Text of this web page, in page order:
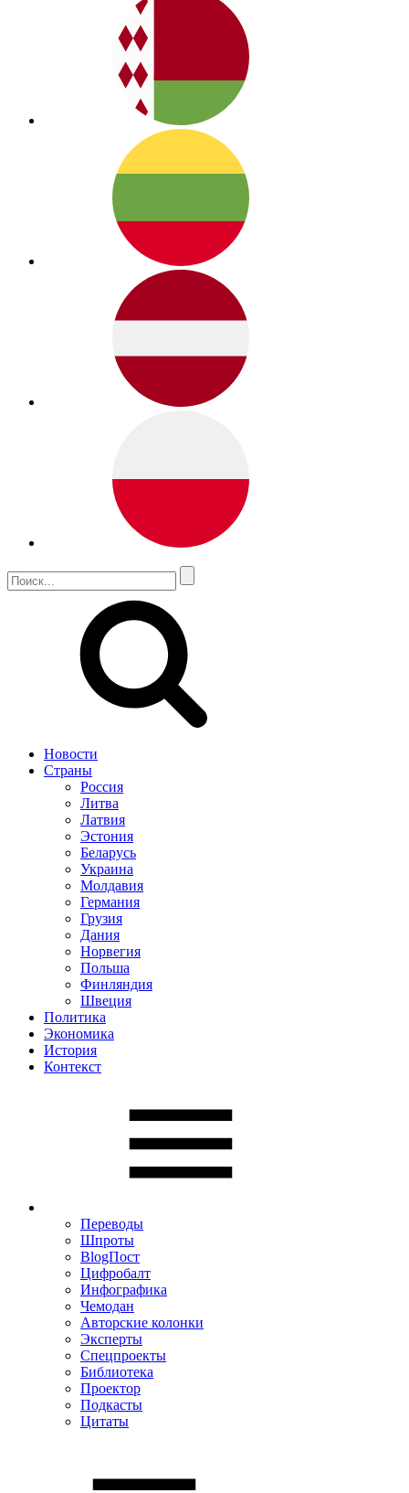
Новости
Страны
Россия
Литва
Латвия
Эстония
Беларусь
Украина
Молдавия
Германия
Грузия
Дания
Норвегия
Польша
Финляндия
Швеция
Политика
Экономика
История
Контекст
Переводы
Шпроты
BlogПост
Цифробалт
Инфографика
Чемодан
Авторские колонки
Эксперты
Спецпроекты
Библиотека
Проектор
Подкасты
Цитаты